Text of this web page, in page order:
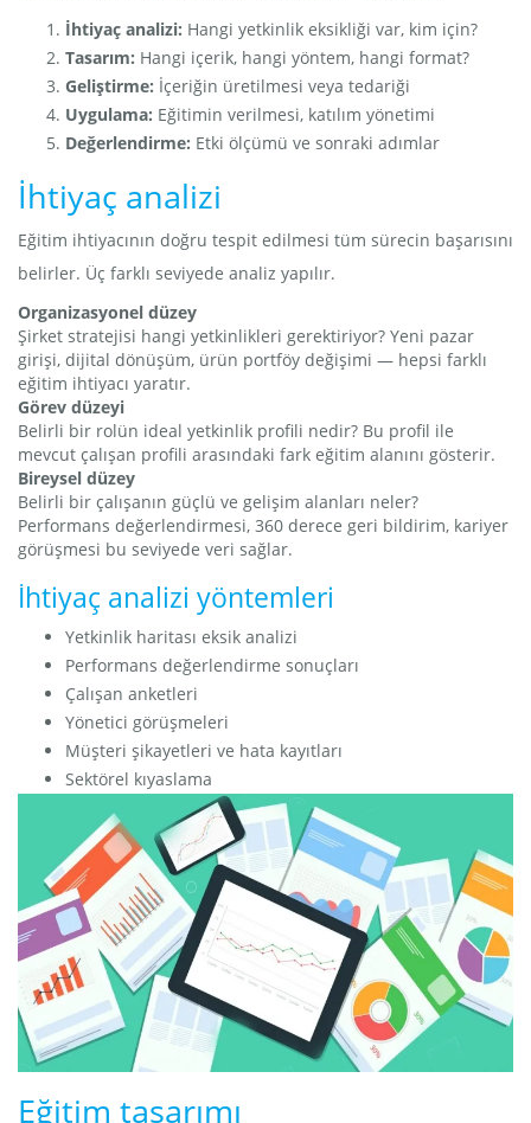
İhtiyaç analizi: Hangi yetkinlik eksikliği var, kim için?
Tasarım: Hangi içerik, hangi yöntem, hangi format?
Geliştirme: İçeriğin üretilmesi veya tedariği
Uygulama: Eğitimin verilmesi, katılım yönetimi
Değerlendirme: Etki ölçümü ve sonraki adımlar
İhtiyaç analizi
Eğitim ihtiyacının doğru tespit edilmesi tüm sürecin başarısını
belirler. Üç farklı seviyede analiz yapılır.
Organizasyonel düzey
Şirket stratejisi hangi yetkinlikleri gerektiriyor? Yeni pazar
girişi, dijital dönüşüm, ürün portföy değişimi — hepsi farklı
eğitim ihtiyacı yaratır.
Görev düzeyi
Belirli bir rolün ideal yetkinlik profili nedir? Bu profil ile
mevcut çalışan profili arasındaki fark eğitim alanını gösterir.
Bireysel düzey
Belirli bir çalışanın güçlü ve gelişim alanları neler?
Performans değerlendirmesi, 360 derece geri bildirim, kariyer
görüşmesi bu seviyede veri sağlar.
İhtiyaç analizi yöntemleri
Yetkinlik haritası eksik analizi
Performans değerlendirme sonuçları
Çalışan anketleri
Yönetici görüşmeleri
Müşteri şikayetleri ve hata kayıtları
Sektörel kıyaslama
Eğitim tasarımı